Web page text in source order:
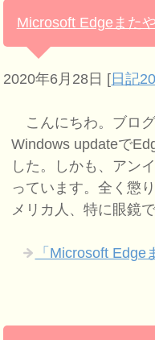
Microsoft Edgeまた
2020年6月28日 [ 日記
こんにちわ。ブロ
Windows updateで
した。しかも、アン
っています。全く懲
メリカ人、特に眼鏡
「Microsoft